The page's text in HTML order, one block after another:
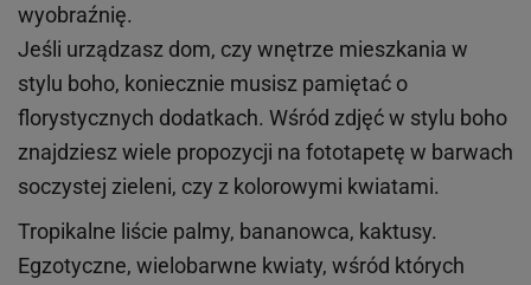
wyobraźnię.
Jeśli urządzasz dom, czy wnętrze mieszkania w
stylu boho, koniecznie musisz pamiętać o
florystycznych dodatkach. Wśród zdjęć w stylu boho
znajdziesz wiele propozycji na fototapetę w barwach
soczystej zieleni, czy z kolorowymi kwiatami.
Tropikalne liście palmy, bananowca, kaktusy.
Egzotyczne, wielobarwne kwiaty, wśród których